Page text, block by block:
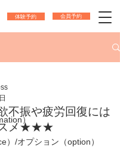
体験予約 会員予約
）
）/オプション（option）
不振や疲労回復には
スメ★★★